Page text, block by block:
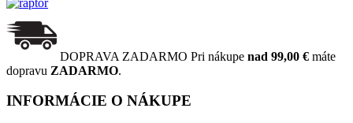
DOPRAVA ZADARMO Pri nákupe nad 99,00 € máte
dopravu ZADARMO.
INFORMÁCIE O NÁKUPE